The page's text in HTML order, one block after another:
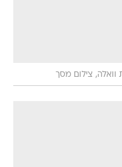
צילום מסך